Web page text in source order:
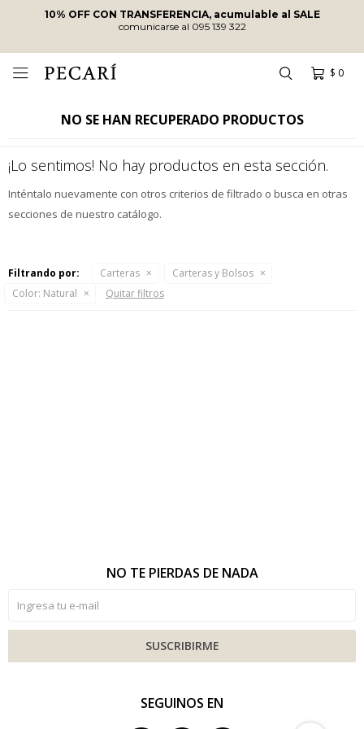
10% OFF CON TRANSFERENCIA, acumulable al SALE
comunicarse al 095 139 322
$ 0

NO SE HAN RECUPERADO PRODUCTOS
¡Lo sentimos! No hay productos en esta sección.
Inténtalo nuevamente con otros criterios de filtrado o busca en otras
secciones de nuestro catálogo.
Filtrando por: Carteras
Carteras y Bolsos
Color: Natural Quitar filtros
SEGUINOS EN
NO TE PIERDAS DE NADA
SUSCRIBIRME